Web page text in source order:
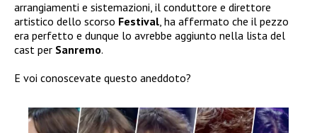
arrangiamenti e sistemazioni, il conduttore e direttore
artistico dello scorso Festival , ha affermato che il pezzo
era perfetto e dunque lo avrebbe aggiunto nella lista del
cast per Sanremo.
E voi conoscevate questo aneddoto?